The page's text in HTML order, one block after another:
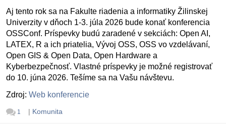
Aj tento rok sa na Fakulte riadenia a informatiky Žilinskej
Univerzity v dňoch 1-3. júla 2026 bude konať konferencia
OSSConf. Príspevky budú zaradené v sekciách: Open AI,
LATEX, R a ich priatelia, Vývoj OSS, OSS vo vzdelávaní,
Open GIS & Open Data, Open Hardware a
Kyberbezpečnosť. Vlastné príspevky je možné registrovať
do 10. júna 2026. Tešíme sa na Vašu návštevu.
Zdroj: Web konferencie
1 | Komunita